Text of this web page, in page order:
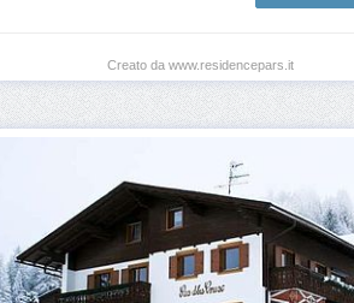
Creato da www.residencepars.it